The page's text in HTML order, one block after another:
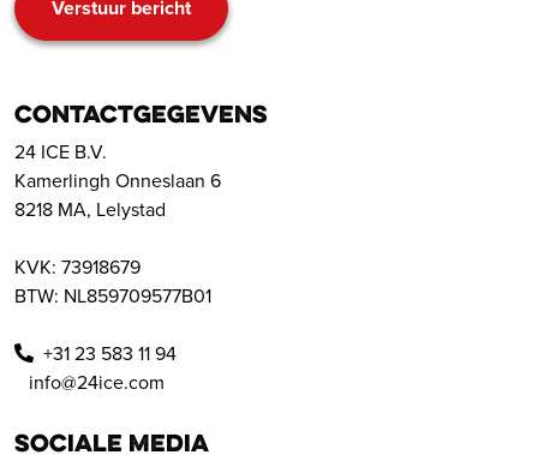
Contactgegevens
24 ICE B.V.
Kamerlingh Onneslaan 6
8218 MA, Lelystad
KVK: 73918679
BTW: NL859709577B01
+31 23 583 11 94
info@24ice.com
Sociale media